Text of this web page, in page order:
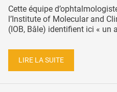
Cette équipe
l’Institute of Molecular and
(IOB, Bâle) identifient ici « un
LIRE LA SUITE